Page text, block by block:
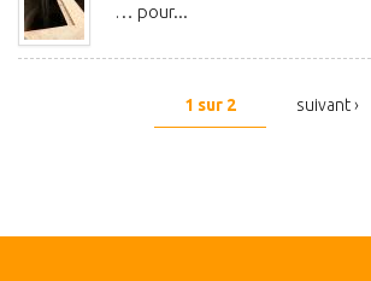
… pour...
1 sur 2 suivant ›